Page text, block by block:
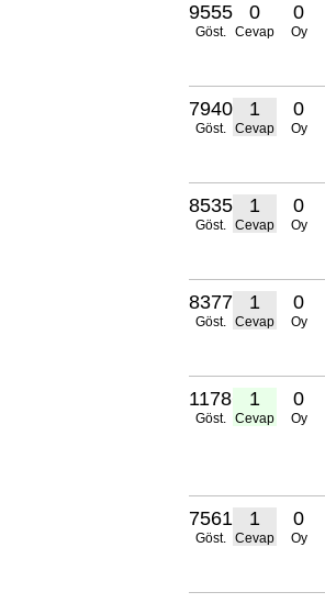
9555
Göst.
0
Cevap
0
Oy
7940
Göst.
1
Cevap
0
Oy
8535
Göst.
1
Cevap
0
Oy
8377
Göst.
1
Cevap
0
Oy
11786
Göst.
1
Cevap
0
Oy
7561
Göst.
1
Cevap
0
Oy